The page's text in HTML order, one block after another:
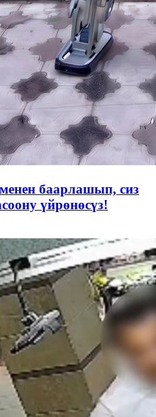
баарлашып, сиз
үйрөнөсүз!